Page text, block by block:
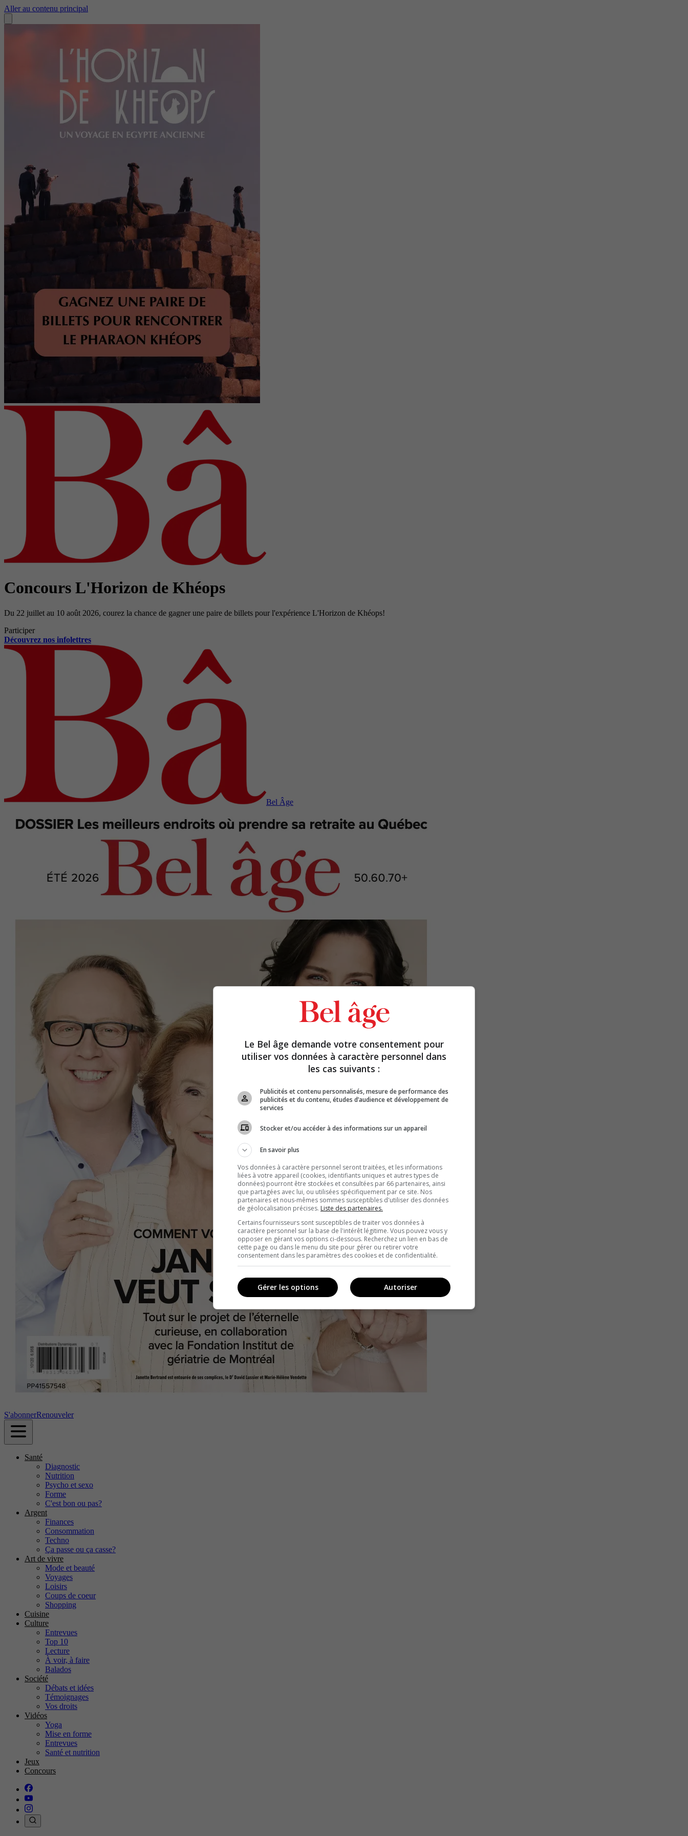
Aller au contenu principal
Concours L'Horizon de Khéops
Du 22 juillet au 10 août 2026, courez la chance de gagner une paire de billets pour l'expérience L'Horizon de Khéops!
Participer
Découvrez nos infolettres
Bel Âge
S'abonnerRenouveler
Santé
Diagnostic
Nutrition
Psycho et sexo
Forme
C'est bon ou pas?
Argent
Finances
Consommation
Techno
Ça passe ou ça casse?
Art de vivre
Mode et beauté
Voyages
Loisirs
Coups de coeur
Shopping
Cuisine
Culture
Entrevues
Top 10
Lecture
À voir, à faire
Balados
Société
Débats et idées
Témoignages
Vos droits
Vidéos
Yoga
Mise en forme
Entrevues
Santé et nutrition
Jeux
Concours
Le Bel âge demande votre consentement pour
utiliser vos données à caractère personnel dans
les cas suivants :
Publicités et contenu personnalisés, mesure de performance des
publicités et du contenu, études d’audience et développement de
services
Stocker et/ou accéder à des informations sur un appareil
En savoir plus
Vos données à caractère personnel seront traitées, et les informations
liées à votre appareil (cookies, identifiants uniques et autres types de
données) pourront être stockées et consultées par 66 partenaires, ainsi
que partagées avec lui, ou utilisées spécifiquement par ce site. Nos
partenaires et nous-mêmes sommes susceptibles d'utiliser des données
de géolocalisation précises. Liste des partenaires.
Certains fournisseurs sont susceptibles de traiter vos données à
caractère personnel sur la base de l'intérêt légitime. Vous pouvez vous y
opposer en gérant vos options ci-dessous. Recherchez un lien en bas de
cette page ou dans le menu du site pour gérer ou retirer votre
consentement dans les paramètres des cookies et de confidentialité.
Autoriser
Gérer les options